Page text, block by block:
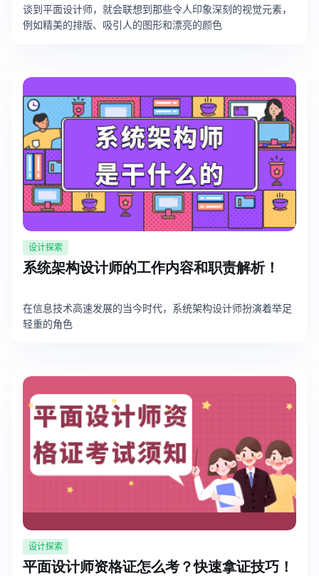
谈到平面设计师，就会联想到那些令人印象深刻的视觉元素，
例如精美的排版、吸引人的图形和漂亮的颜色
设计探索
系统架构设计师的工作内容和职责解析！
在信息技术高速发展的当今时代，系统架构设计师扮演着举足
轻重的角色
设计探索
平面设计师资格证怎么考？快速拿证技巧！